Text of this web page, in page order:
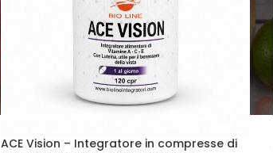
ACE Vision – Integratore in compresse di